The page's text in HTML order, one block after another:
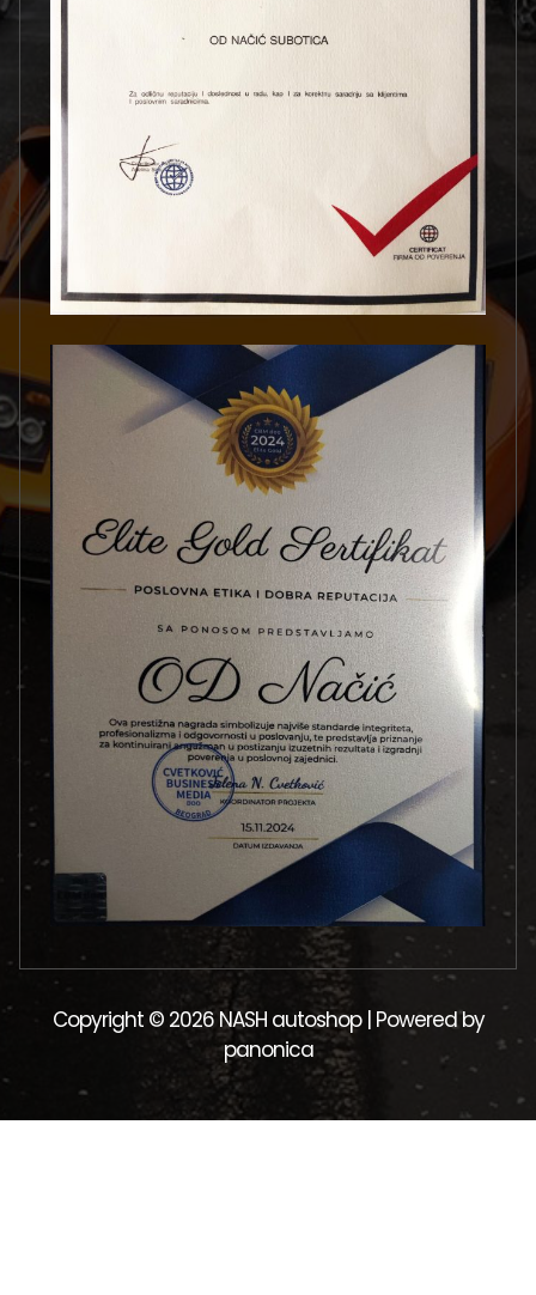
Copyright © 2026 NASH autoshop | Powered by
panonica